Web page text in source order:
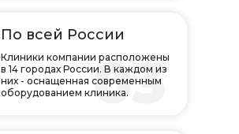
03
По всей России
Клиники компании расположены
в 14 городах России. В каждом из
них - оснащенная современным
оборудованием клиника.